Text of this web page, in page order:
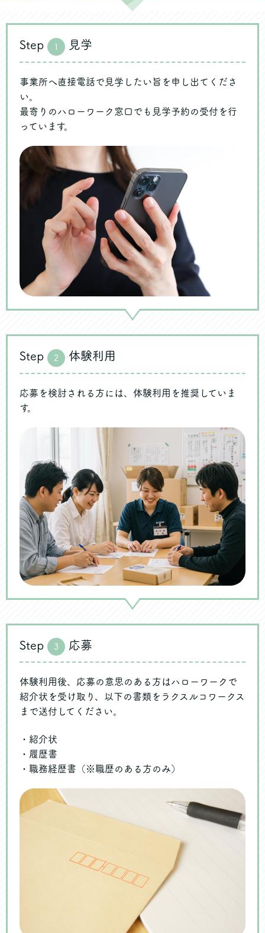
Step 1 見学
事業所へ直接電話で見学したい旨を申し出てくださ
い。
最寄りのハローワーク窓口でも見学予約の受付を行
っています。
Step 2 体験利用
応募を検討される方には、体験利用を推奨していま
す。
Step 3 応募
体験利用後、応募の意思のある方はハローワークで
紹介状を受け取り、以下の書類をラクスルコワークス
まで送付してください。
・紹介状
・履歴書
・職務経歴書（※職歴のある方のみ）